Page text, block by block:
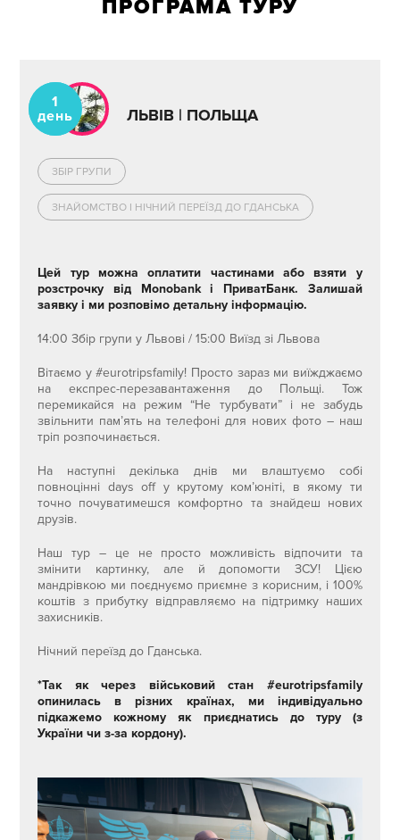
ПРОГРАМА ТУРУ
1
день
ЛЬВІВ | ПОЛЬЩА
ЗБІР ГРУПИ
ЗНАЙОМСТВО І НІЧНИЙ ПЕРЕЇЗД ДО ГДАНСЬКА
Цей тур можна оплатити частинами або взяти у
розстрочку від Monobank і ПриватБанк. Залишай
заявку і ми розповімо детальну інформацію.
14:00 Збір групи у Львові / 15:00 Виїзд зі Львова
Вітаємо у #eurotripsfamily! Просто зараз ми виїжджаємо
на експрес-перезавантаження до Польщі. Тож
перемикайся на режим “Не турбувати” і не забудь
звільнити пам’ять на телефоні для нових фото – наш
тріп розпочинається.
На наступні декілька днів ми влаштуємо собі
повноцінні days off у крутому ком’юніті, в якому ти
точно почуватимешся комфортно та знайдеш нових
друзів.
Наш тур – це не просто можливість відпочити та
змінити картинку, але й допомогти ЗСУ! Цією
мандрівкою ми поєднуємо приємне з корисним, і 100%
коштів з прибутку відправляємо на підтримку наших
захисників.
Нічний переїзд до Гданська.
*Так як через військовий стан #eurotripsfamily
опинилась в різних країнах, ми індивідуально
підкажемо кожному як приєднатись до туру (з
України чи з-за кордону).